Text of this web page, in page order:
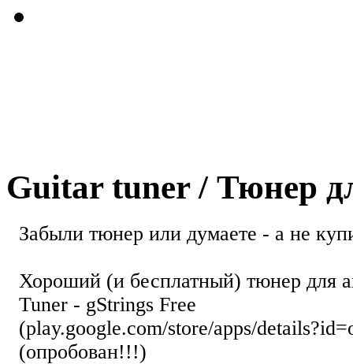
Guitar tuner / Тюнер
Забыли тюнер или думаете - а не
Хороший (и бесплатный) тюнер для
Tuner - gStrings Free
(play.google.com/store/apps/
(опробован!!!)